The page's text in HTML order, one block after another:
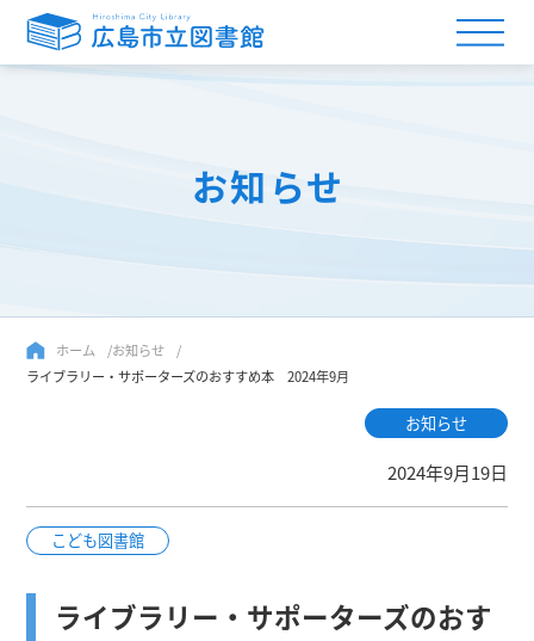
お知らせ
ホーム
お知らせ
ライブラリー・サポーターズのおすすめ本 2024年9月
お知らせ
2024年9月19日
こども図書館
ライブラリー・サポーターズのおす